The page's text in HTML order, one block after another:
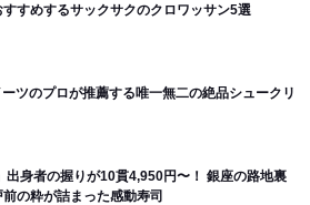
すめするサックサクのクロワッサン5選
ツのプロが推薦する唯一無二の絶品シュークリ
出身者の握りが10貫4,950円〜！ 銀座の路地裏
の粋が詰まった感動寿司